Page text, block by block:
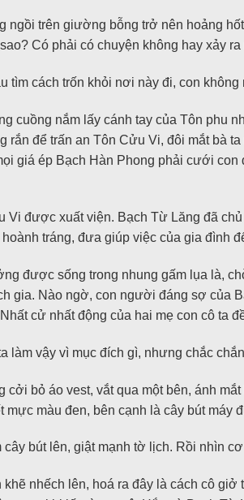
ngồi trên giường bỗng trở nên hoảng
Có phải có chuyện không hay xảy
tìm cách trốn khỏi nơi này đi, con không
cuồng nắm lấy cánh tay của Tôn phu
rắn để trấn an Tôn Cửu Vi, đôi mắt bà
giá ép Bạch Hàn Phong phải cưới
Vi được xuất viện. Bạch Từ Lăng đã
tráng, đưa giúp việc của gia đình
được sống trong nhung gấm lụa là,
gia. Nào ngờ, con người đáng sợ của
cử nhất động của hai mẹ con cô ta
làm vậy vì mục đích gì, nhưng chắc
cởi bỏ áo vest, vắt qua một bên, ánh
mực màu đen, bên cạnh là cây bút máy
cây bút lên, giật mạnh tờ lịch. Rồi nhìn
khẽ nhếch lên, hoá ra đây là cách cô